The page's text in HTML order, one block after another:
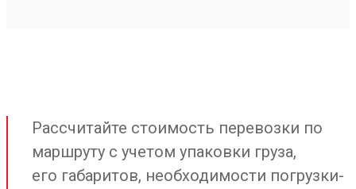
Рассчитайте стоимость перевозки по
маршруту с учетом упаковки груза,
его габаритов, необходимости погрузки-